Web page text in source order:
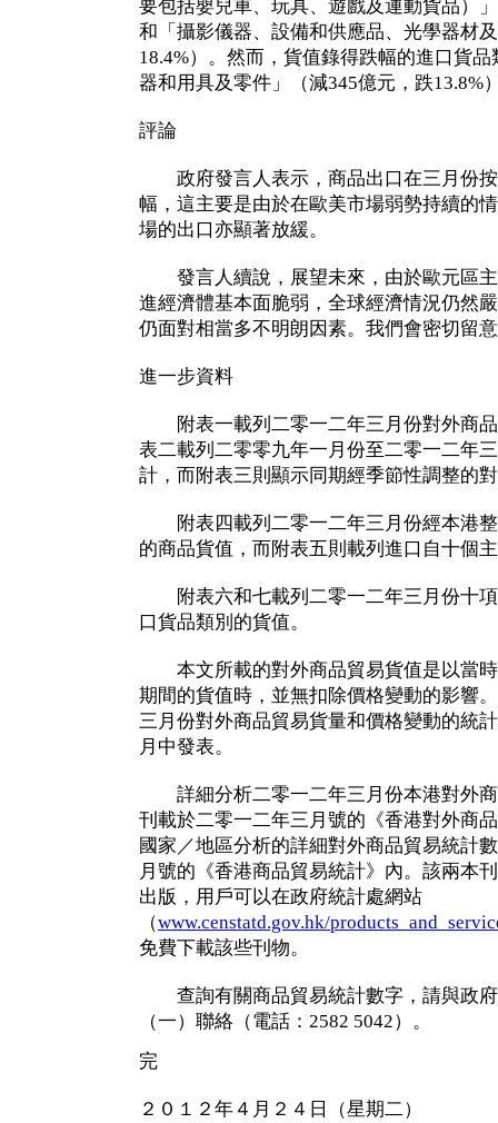
要包括嬰兒車、玩具、遊戲及運動貨品）
和「攝影儀器、設備和供應品、光學器材
18.4%）。然而，貨值錄得跌幅的進口貨
器和用具及零件」（減345億元，跌13.8%
評論
政府發言人表示，商品出口在三月份按
幅，這主要是由於在歐美市場弱勢持續的
場的出口亦顯著放緩。
發言人續說，展望未來，由於歐元區主
進經濟體基本面脆弱，全球經濟情況仍然
仍面對相當多不明朗因素。我們會密切留
進一步資料
附表一載列二零一二年三月份對外商品
表二載列二零零九年一月份至二零一二年
計，而附表三則顯示同期經季節性調整的
附表四載列二零一二年三月份經本港整
的商品貨值，而附表五則載列進口自十個
附表六和七載列二零一二年三月份十項
口貨品類別的貨值。
本文所載的對外商品貿易貨值是以當時
期間的貨值時，並無扣除價格變動的影響
三月份對外商品貿易貨量和價格變動的統
月中發表。
詳細分析二零一二年三月份本港對外商
刊載於二零一二年三月號的《香港對外商
國家／地區分析的詳細對外商品貿易統計
月號的《香港商品貿易統計》內。該兩本
出版，用戶可以在政府統計處網站
（www.censtatd.gov.hk/
免費下載該些刊物。
查詢有關商品貿易統計數字，請與政府
（一）聯絡（電話：2582 5042）。
完
２０１２年４月２４日（星期二）